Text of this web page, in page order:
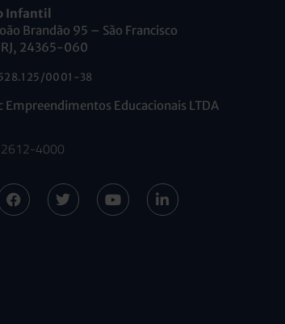
Infantil
Brandão 95 – São Francisco
24365-060
0001-38
Empreendimentos Educacionais LTDA
4000